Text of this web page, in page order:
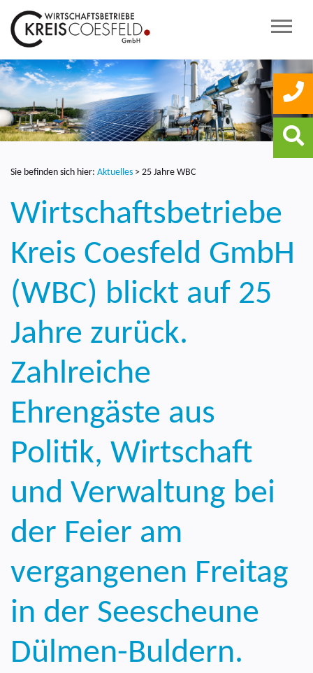
Sie befinden sich hier: Aktuelles > 25 Jahre WBC
Wirtschaftsbetriebe
Kreis Coesfeld GmbH
(WBC) blickt auf 25
Jahre zurück.
Zahlreiche
Ehrengäste aus
Politik, Wirtschaft
und Verwaltung bei
der Feier am
vergangenen Freitag
in der Seescheune
Dülmen-Buldern.